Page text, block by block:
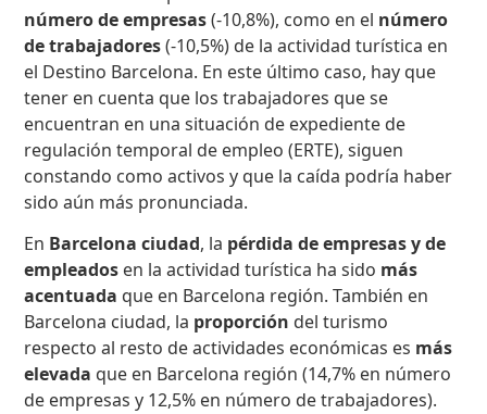
número de empresas(-10,8%), como en el número
de trabajadores(-10,5%) de la actividad turística en
el Destino Barcelona. En este último caso, hay que
tener en cuenta que los trabajadores que se
encuentran en una situación de expediente de
regulación temporal de empleo (ERTE), siguen
constando como activos y que la caída podría haber
sido aún más pronunciada.
En Barcelona ciudad, la pérdida de empresas y de
empleados en la actividad turística ha sido más
acentuada que en Barcelona región. También en
Barcelona ciudad, la proporción del turismo
respecto al resto de actividades económicas es más
elevada que en Barcelona región (14,7% en número
de empresas y 12,5% en número de trabajadores).